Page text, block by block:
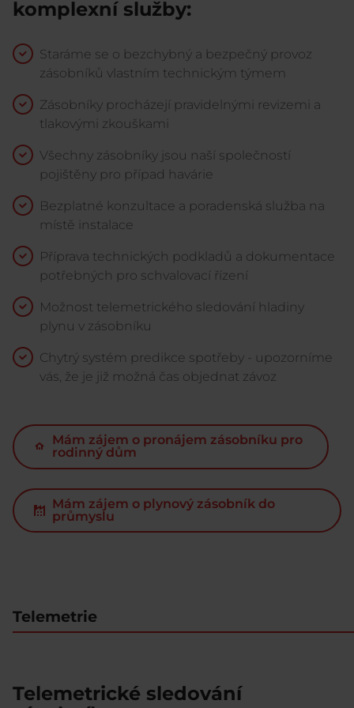
komplexní služby:
Staráme se o bezchybný a bezpečný provoz
zásobníků vlastním technickým týmem
Zásobníky procházejí pravidelnými revizemi a
tlakovými zkouškami
Všechny zásobníky jsou naší společností
pojištěny pro případ havárie
Bezplatné konzultace a poradenská služba na
místě instalace
Příprava technických podkladů a dokumentace
potřebných pro schvalovací řízení
Možnost telemetrického sledování hladiny
plynu v zásobníku
Chytrý systém predikce spotřeby - upozorníme
vás, že je již možná čas objednat závoz
Mám zájem o pronájem zásobníku pro
rodinný dům
Mám zájem o plynový zásobník do
průmyslu
Telemetrie
Telemetrické sledování